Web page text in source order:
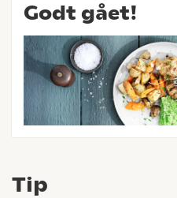
Godt gået!
Tip